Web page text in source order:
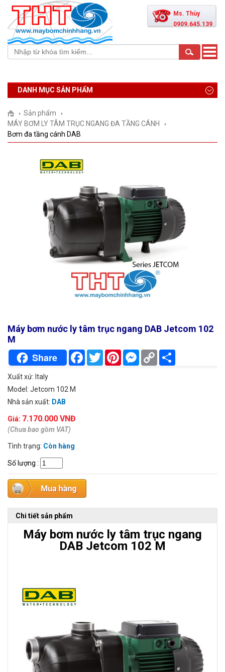
Ms. Thùy
0909.645.139
Toggle
DANH MỤC SẢN PHẨM
Sản phẩm
MÁY BƠM LY TÂM TRỤC NGANG ĐA TẦNG CÁNH
Bơm đa tầng cánh DAB
Máy bơm nước ly tâm trục ngang DAB Jetcom 102
M
Share FacebookTwitterPinterestMessenger
Copy
Link
Xuất xứ: Italy
Model: Jetcom 102 M
Nhà sản xuất: DAB
Giá: 7.170.000 VNĐ
(Chưa bao gồm VAT)
Tình trạng: Còn hàng
Số lượng :
Chi tiết sản phẩm
Máy bơm nước ly tâm trục ngang
DAB Jetcom 102 M